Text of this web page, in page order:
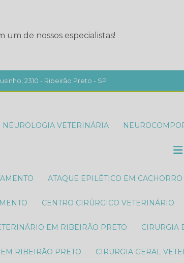
de nossos especialistas!
2310 - Ribeirão Preto - SP
NEUROLOGIA VETERINÁRIA
ATAQUE EPILÉTICO EM CACHORRO
CENTRO CIRÚRGICO VETERINÁRIO
EM RIBEIRÃO PRETO
RIBEIRÃO PRETO CIRURGIA GERAL